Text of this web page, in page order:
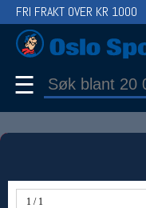
1 / 1
FRI FRAKT OVER KR 1000
☰
Bruk